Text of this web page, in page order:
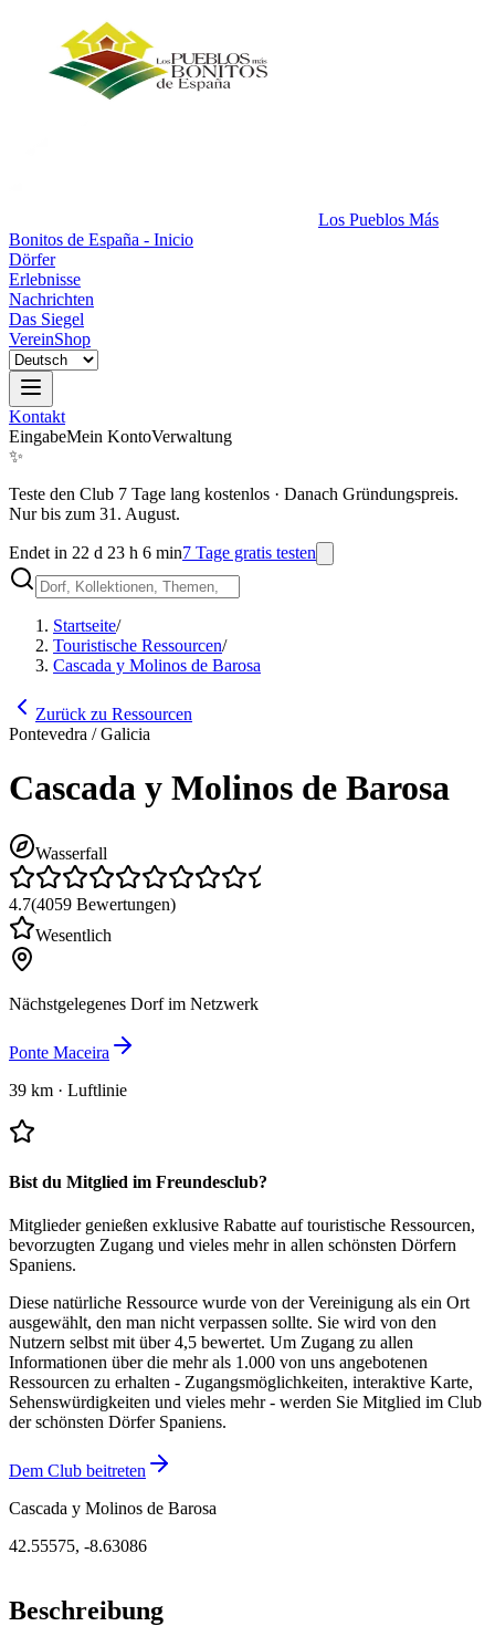
Los Pueblos Más
Bonitos de España - Inicio
Dörfer
Erlebnisse
Nachrichten
Das Siegel
VereinShop
Kontakt
EingabeMein KontoVerwaltung
✨
Teste den Club 7 Tage lang kostenlos · Danach Gründungspreis.
Nur bis zum 31. August.
Endet in 22 d 23 h 6 min7 Tage gratis testen
Startseite/
Touristische Ressourcen/
Cascada y Molinos de Barosa
Zurück zu Ressourcen
Pontevedra / Galicia
Cascada y Molinos de Barosa
Wasserfall
4.7(4059 Bewertungen)
Wesentlich
Nächstgelegenes Dorf im Netzwerk
Ponte Maceira
39 km · Luftlinie
Bist du Mitglied im Freundesclub?
Mitglieder genießen exklusive Rabatte auf touristische Ressourcen,
bevorzugten Zugang und vieles mehr in allen schönsten Dörfern
Spaniens.
Diese natürliche Ressource wurde von der Vereinigung als ein Ort
ausgewählt, den man nicht verpassen sollte. Sie wird von den
Nutzern selbst mit über 4,5 bewertet. Um Zugang zu allen
Informationen über die mehr als 1.000 von uns angebotenen
Ressourcen zu erhalten - Zugangsmöglichkeiten, interaktive Karte,
Sehenswürdigkeiten und vieles mehr - werden Sie Mitglied im Club
der schönsten Dörfer Spaniens.
Dem Club beitreten
Cascada y Molinos de Barosa
42.55575, -8.63086
Beschreibung